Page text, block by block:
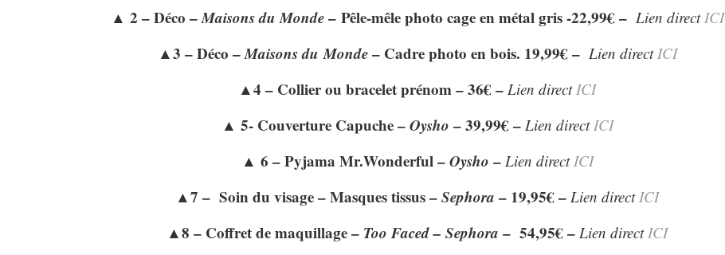
▲ 2 – Déco –Maisons du Monde– Pêle-mêle photo cage en métal gris -22,99€ – Lien directICI
▲3 – Déco –Maisons duMonde– Cadre photo en bois. 19,99€ – Lien direct ICI
▲4 – Collier ou bracelet prénom – 36€ – Lien directICI
▲ 5- Couverture Capuche –Oysho – 39,99€ – Lien directICI
▲ 6 – Pyjama Mr.Wonderful –Oysho –Lien direct ICI
▲7 – Soin du visage – Masques tissus –Sephora – 19,95€ – Lien direct ICI
▲8 – Coffret de maquillage – Too Faced – Sephora – 54,95€ –Lien direct ICI